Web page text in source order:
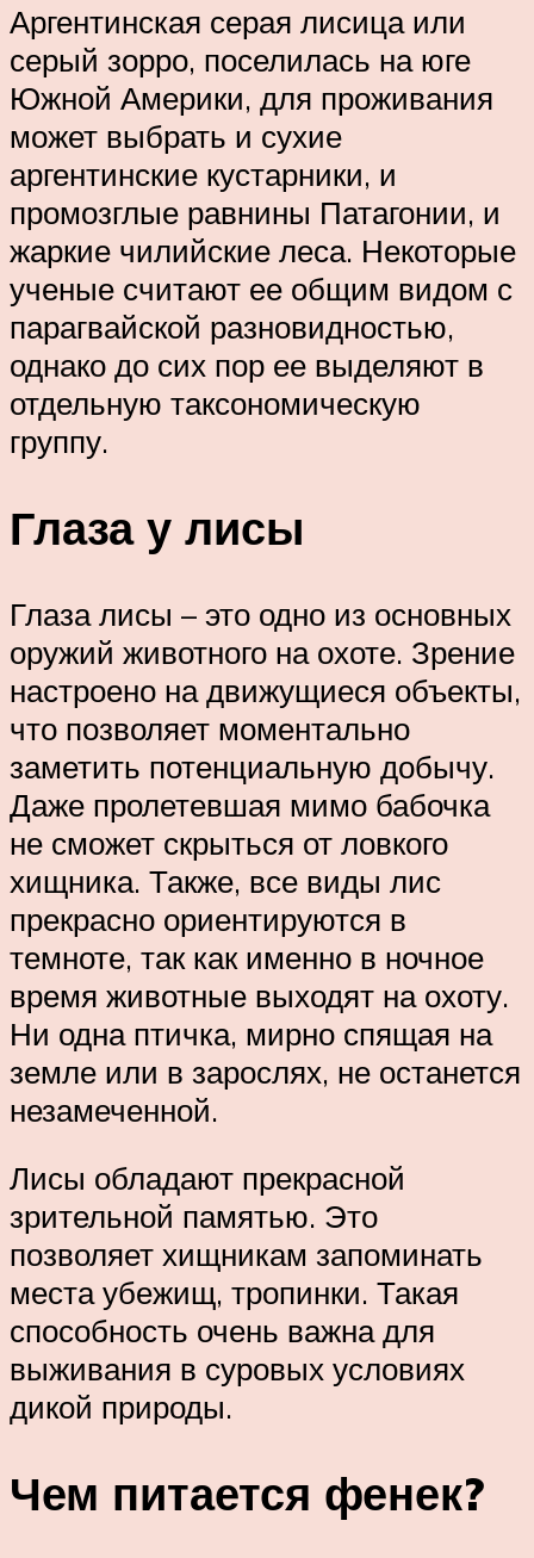
Аргентинская серая лисица или
серый зорро, поселилась на юге
Южной Америки, для проживания
может выбрать и сухие
аргентинские кустарники, и
промозглые равнины Патагонии, и
жаркие чилийские леса. Некоторые
ученые считают ее общим видом с
парагвайской разновидностью,
однако до сих пор ее выделяют в
отдельную таксономическую
группу.
Глаза у лисы
Глаза лисы – это одно из основных
оружий животного на охоте. Зрение
настроено на движущиеся объекты,
что позволяет моментально
заметить потенциальную добычу.
Даже пролетевшая мимо бабочка
не сможет скрыться от ловкого
хищника. Также, все виды лис
прекрасно ориентируются в
темноте, так как именно в ночное
время животные выходят на охоту.
Ни одна птичка, мирно спящая на
земле или в зарослях, не останется
незамеченной.
Лисы обладают прекрасной
зрительной памятью. Это
позволяет хищникам запоминать
места убежищ, тропинки. Такая
способность очень важна для
выживания в суровых условиях
дикой природы.
Чем питается фенек?